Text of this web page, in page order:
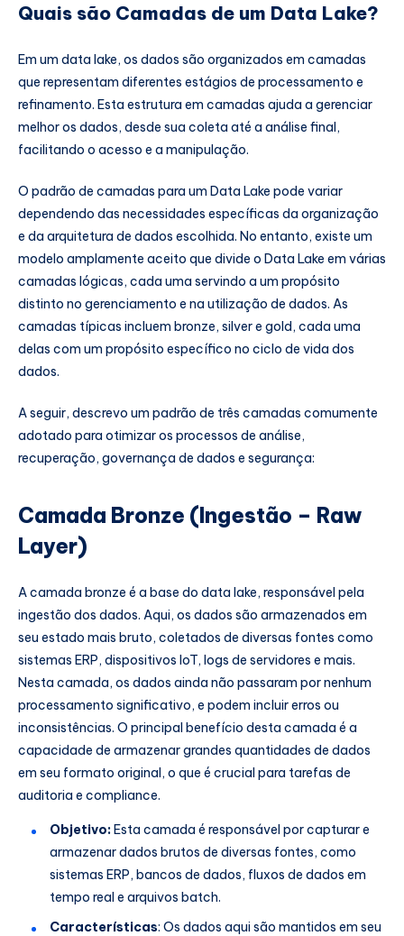
Quais são Camadas de um Data Lake?
Em um data lake, os dados são organizados em camadas
que representam diferentes estágios de processamento e
refinamento. Esta estrutura em camadas ajuda a gerenciar
melhor os dados, desde sua coleta até a análise final,
facilitando o acesso e a manipulação.
O padrão de camadas para um Data Lake pode variar
dependendo das necessidades específicas da organização
e da arquitetura de dados escolhida. No entanto, existe um
modelo amplamente aceito que divide o Data Lake em várias
camadas lógicas, cada uma servindo a um propósito
distinto no gerenciamento e na utilização de dados. As
camadas típicas incluem bronze, silver e gold, cada uma
delas com um propósito específico no ciclo de vida dos
dados.
A seguir, descrevo um padrão de três camadas comumente
adotado para otimizar os processos de análise,
recuperação, governança de dados e segurança:
Camada Bronze (Ingestão – Raw
Layer)
A camada bronze é a base do data lake, responsável pela
ingestão dos dados. Aqui, os dados são armazenados em
seu estado mais bruto, coletados de diversas fontes como
sistemas ERP, dispositivos IoT, logs de servidores e mais.
Nesta camada, os dados ainda não passaram por nenhum
processamento significativo, e podem incluir erros ou
inconsistências. O principal benefício desta camada é a
capacidade de armazenar grandes quantidades de dados
em seu formato original, o que é crucial para tarefas de
auditoria e compliance.
Objetivo:Esta camada é responsável por capturar e
armazenar dados brutos de diversas fontes, como
sistemas ERP, bancos de dados, fluxos de dados em
tempo real e arquivos batch.
Características: Os dados aqui são mantidos em seu